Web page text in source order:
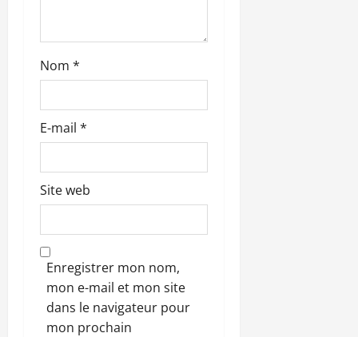
e
Nom *
E-mail *
Site web
Enregistrer mon nom,
mon e-mail et mon site
dans le navigateur pour
mon prochain